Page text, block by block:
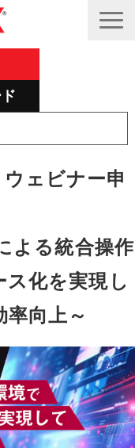
事例
ウェビナー申
よる統合操作
ス化を実現し
率向上～